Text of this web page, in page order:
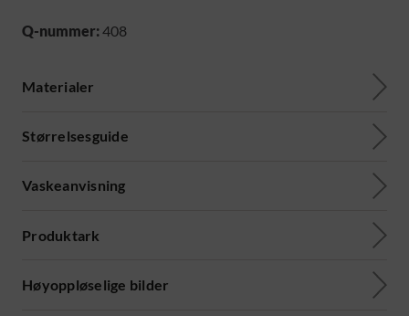
Q-nummer:408
Materialer
Størrelsesguide
Vaskeanvisning
Produktark
Høyoppløselige bilder